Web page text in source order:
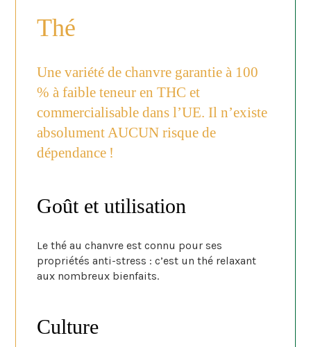
Thé
Une variété de chanvre garantie à 100
% à faible teneur en THC et
commercialisable dans l’UE. Il n’existe
absolument AUCUN risque de
dépendance !
Goût et utilisation
Le thé au chanvre est connu pour ses
propriétés anti-stress : c’est un thé relaxant
aux nombreux bienfaits.
Culture